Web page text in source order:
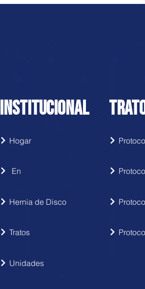
INSTITUCIONAL
Hogar
En
Hernia de Disco
Tratos
Unidades